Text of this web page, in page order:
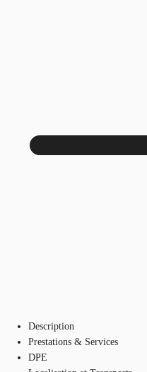
Description
Prestations & Services
DPE